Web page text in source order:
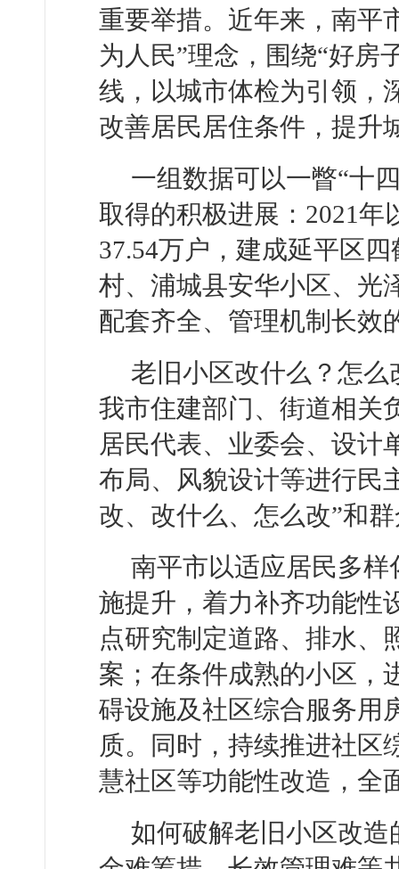
重要举措。近年来，南平
为人民”理念，围绕“好房
线，以城市体检为引领，
改善居民居住条件，提升
一组数据可以一瞥“十
取得的积极进展：2021
37.54万户，建成延平区
村、浦城县安华小区、光
配套齐全、管理机制长效
老旧小区改什么？怎
我市住建部门、街道相关
居民代表、业委会、设计
布局、风貌设计等进行民
改、改什么、怎么改”和
南平市以适应居民多
施提升，着力补齐功能性
点研究制定道路、排水、
案；在条件成熟的小区，
碍设施及社区综合服务用
质。同时，持续推进社区
慧社区等功能性改造，全
如何破解老旧小区改